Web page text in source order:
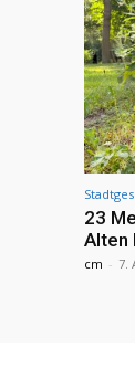
23
Alten
cm - 7.